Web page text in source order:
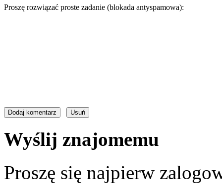
Proszę rozwiązać proste zadanie (blokada antyspamowa):
Wyślij znajomemu
Proszę się najpierw